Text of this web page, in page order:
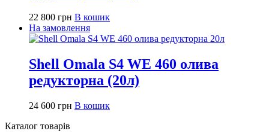
22 800 грн В кошик
На замовлення
Shell Omala S4 WE 460 олива
редукторна (20л)
24 600 грн В кошик
Каталог товарів